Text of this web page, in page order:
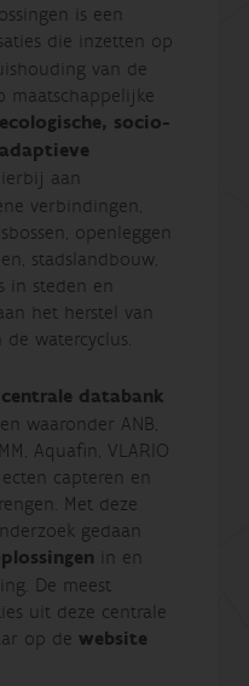
is een
die inzetten op
van de
maatschappelijke
ecologische, socio-
aan
verbindingen,
openleggen
stadslandbouw,
in steden en
het herstel van
watercyclus.
centrale databank
waaronder ANB,
Aquafin, VLARIO
capteren en
Met deze
gedaan
in en
De meest
uit deze centrale
op dewebsite